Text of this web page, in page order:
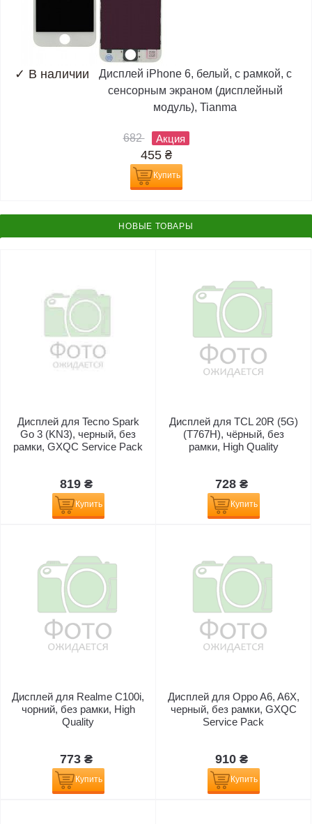
✓ В наличии
Дисплей iPhone 6, белый, с рамкой, с
сенсорным экраном (дисплейный
модуль), Tianma
682 Акция
455 ₴
Купить
НОВЫЕ ТОВАРЫ
Дисплей для Tecno Spark
Go 3 (KN3), черный, без
рамки, GXQC Service Pack
819 ₴
Купить
Дисплей для TCL 20R (5G)
(T767H), чёрный, без
рамки, High Quality
728 ₴
Купить
Дисплей для Realme C100i,
чорний, без рамки, High
Quality
773 ₴
Купить
Дисплей для Oppo A6, A6X,
черный, без рамки, GXQC
Service Pack
910 ₴
Купить